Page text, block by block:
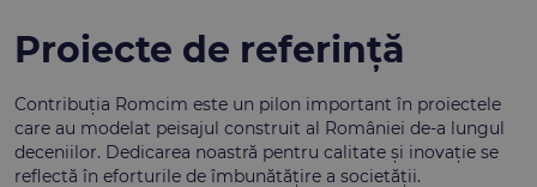
Proiecte de referință
Contribuția Romcim este un pilon important în proiectele
care au modelat peisajul construit al României de-a lungul
deceniilor. Dedicarea noastră pentru calitate și inovație se
reflectă în eforturile de îmbunătățire a societății.